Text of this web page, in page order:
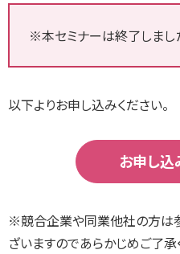
※本セミナーは終了しまし
以下よりお申し込みください。
お申し込
※競合企業や同業他社の方は
ざいますのであらかじめご了承